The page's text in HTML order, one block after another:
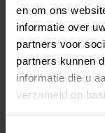
en om ons
informatie over
partners voor
partners kunnen
informatie die u
verzameld op
rebound
Deze mix
als sportief